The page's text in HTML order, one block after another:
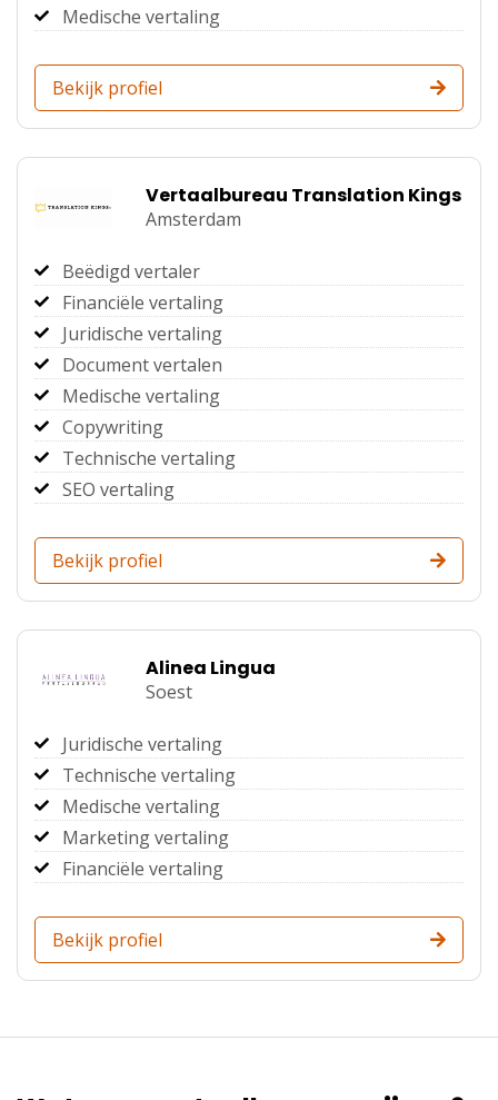
Medische vertaling
Bekijk profiel
Vertaalbureau Translation Kings
Amsterdam
Beëdigd vertaler
Financiële vertaling
Juridische vertaling
Document vertalen
Medische vertaling
Copywriting
Technische vertaling
SEO vertaling
Bekijk profiel
Alinea Lingua
Soest
Juridische vertaling
Technische vertaling
Medische vertaling
Marketing vertaling
Financiële vertaling
Bekijk profiel